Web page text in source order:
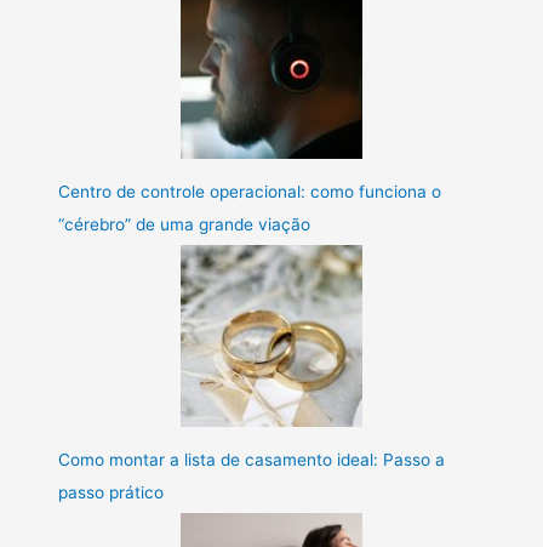
Centro de controle operacional: como funciona o
“cérebro” de uma grande viação
Como montar a lista de casamento ideal: Passo a
passo prático